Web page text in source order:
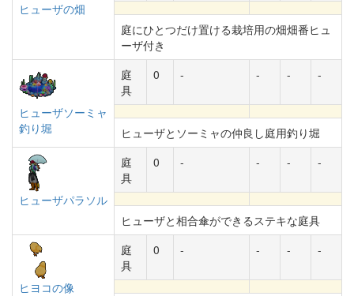
ヒューザの畑
庭にひとつだけ置ける栽培用の畑畑番ヒュ
ーザ付き
ヒューザソーミャ
釣り堀
庭
具
0 - - - -
ヒューザとソーミャの仲良し庭用釣り堀
ヒューザパラソル
庭
具
0 - - - -
ヒューザと相合傘ができるステキな庭具
ヒヨコの像
庭
具
0 - - - -